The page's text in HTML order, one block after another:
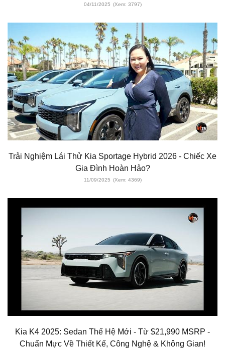
04/11/2025 (Xem: 3797)
Trải Nghiệm Lái Thử Kia Sportage Hybrid 2026 - Chiếc Xe
Gia Đình Hoàn Hảo?
11/09/2025 (Xem: 4369)
Kia K4 2025: Sedan Thế Hệ Mới - Từ $21,990 MSRP -
Chuẩn Mực Về Thiết Kế, Công Nghệ & Không Gian!